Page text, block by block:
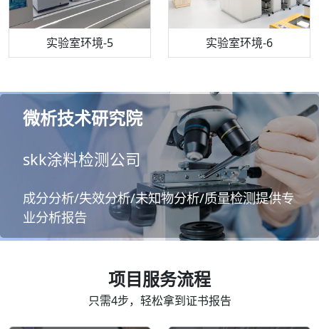
实验室环境-5 实验室环境-6
机构质检技术员-5 机构质检技术员-6
气相色谱仪 万能力学试验仪
微析技术研究院
skk涂料检测公司
成分分析/失效分析/未知物分析/质量检测提供专
业分析报告
项目服务流程
只需4步，轻松拿到证书报告